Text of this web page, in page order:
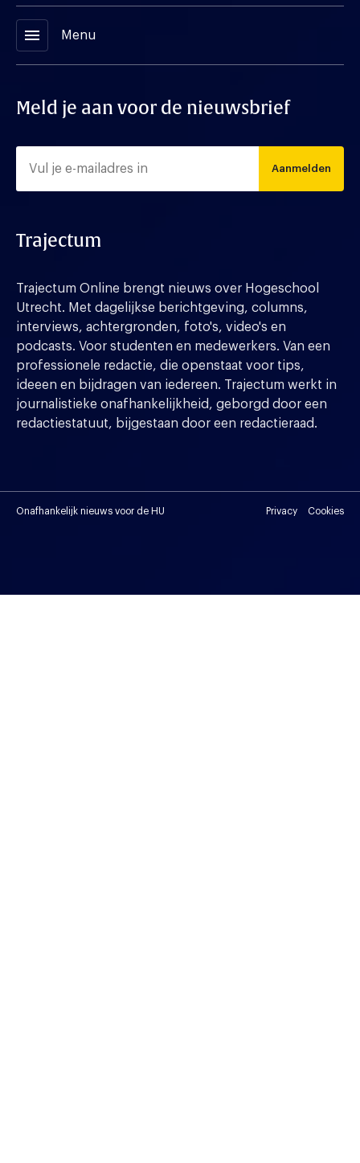
menu Menu
Meld je aan voor de nieuwsbrief
Aanmelden
Trajectum
Trajectum Online brengt nieuws over Hogeschool
Utrecht. Met dagelijkse berichtgeving, columns,
interviews, achtergronden, foto's, video's en
podcasts. Voor studenten en medewerkers. Van een
professionele redactie, die openstaat voor tips,
ideeen en bijdragen van iedereen. Trajectum werkt in
journalistieke onafhankelijkheid, geborgd door een
redactiestatuut, bijgestaan door een redactieraad.
Onafhankelijk nieuws voor de HU Privacy Cookies